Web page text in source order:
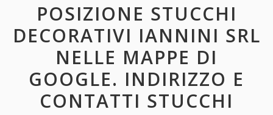
POSIZIONE STUCCHI
DECORATIVI IANNINI SRL
NELLE MAPPE DI
GOOGLE. INDIRIZZO E
CONTATTI STUCCHI